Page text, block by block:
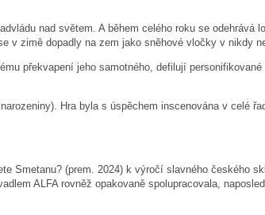
nad světem. A během celého roku se odehrává
v zimě dopadly na zem jako sněhové vločky v nikdy
překvapení jeho samotného, defilují personifikované
Hra byla s úspěchem inscenována v celé
Smetanu? (prem. 2024) k výročí slavného českého
ALFA rovněž opakovaně spolupracovala,